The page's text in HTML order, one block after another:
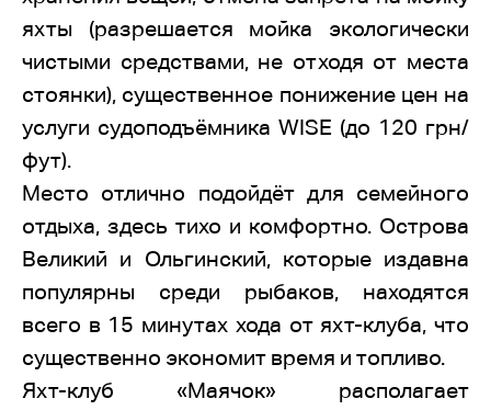
яхты (разрешается мойка экологически
чистыми средствами, не отходя от места
стоянки), существенное понижение цен на
услуги судоподъёмника WISE (до 120 грн/
фут).
Место отлично подойдёт для семейного
отдыха, здесь тихо и комфортно. Острова
Великий и Ольгинский, которые издавна
популярны среди рыбаков, находятся
всего в 15 минутах хода от яхт-клуба, что
существенно экономит время и топливо.
Яхт-клуб «Маячок» располагает